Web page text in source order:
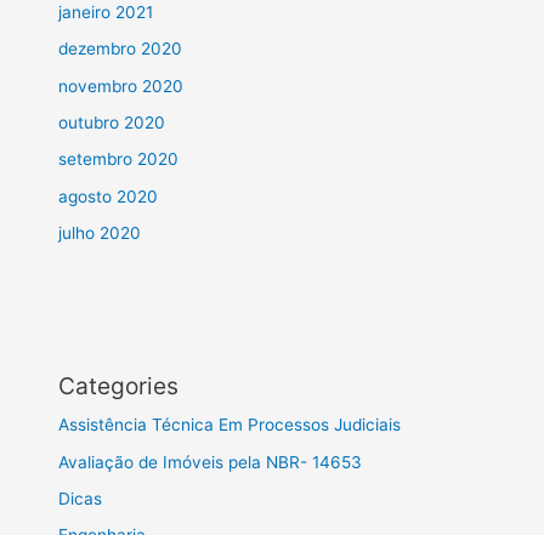
janeiro 2021
dezembro 2020
novembro 2020
outubro 2020
setembro 2020
agosto 2020
julho 2020
Categories
Assistência Técnica Em Processos Judiciais
Avaliação de Imóveis pela NBR- 14653
Dicas